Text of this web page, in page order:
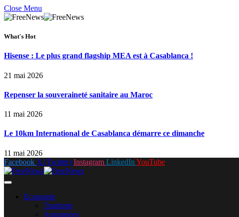
Close Menu
What's Hot
Hisense : Le plus grand flagship MEA est à Casablanca !
21 mai 2026
Repenser la souveraineté sanitaire au Maroc
11 mai 2026
Le 10km International de Casablanca démarre ce dimanche
11 mai 2026
Facebook X (Twitter) Instagram LinkedIn YouTube
Economie
Tourisme
Assurances